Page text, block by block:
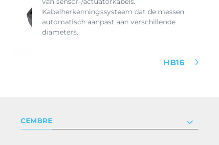
Kabelherkenningssysteem dat de messen
automatisch aanpast aan verschillende
diameters.
HB16
CEMBRE